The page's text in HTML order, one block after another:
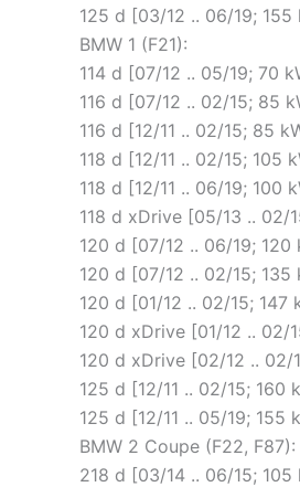
125 d [03/12 .. 06/19;
BMW 1 (F21):
114 d [07/12 .. 05/19; 70
116 d [07/12 .. 02/15; 85
116 d [12/11 .. 02/15; 85
118 d [12/11 .. 02/15; 105
118 d [12/11 .. 06/19; 100
118 d xDrive [05/13 .. 02/
120 d [07/12 .. 06/19;
120 d [07/12 .. 02/15;
120 d [01/12 .. 02/15;
120 d xDrive [01/12 .. 02/
120 d xDrive [02/12 .. 02/
125 d [12/11 .. 02/15; 160
125 d [12/11 .. 05/19; 155
BMW 2 Coupe (F22, F87):
218 d [03/14 .. 06/15;